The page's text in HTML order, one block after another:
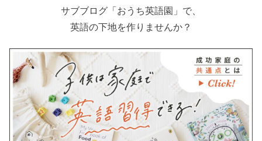
サブブログ「おうち英語園」で、
英語の下地を作りませんか？